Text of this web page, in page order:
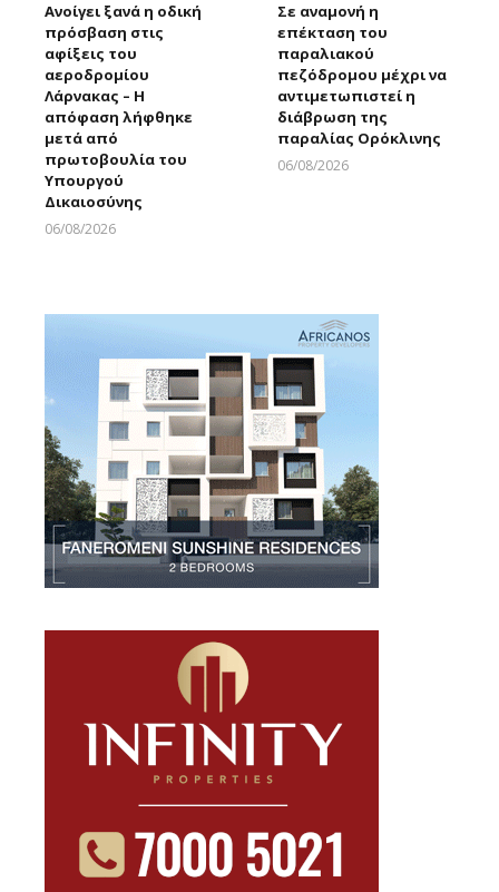
Ανοίγει ξανά η οδική
πρόσβαση στις
αφίξεις του
αεροδρομίου
Λάρνακας – Η
απόφαση λήφθηκε
μετά από
πρωτοβουλία του
Υπουργού
Δικαιοσύνης
06/08/2026
Σε αναμονή η
επέκταση του
παραλιακού
πεζόδρομου μέχρι να
αντιμετωπιστεί η
διάβρωση της
παραλίας Ορόκλινης
06/08/2026